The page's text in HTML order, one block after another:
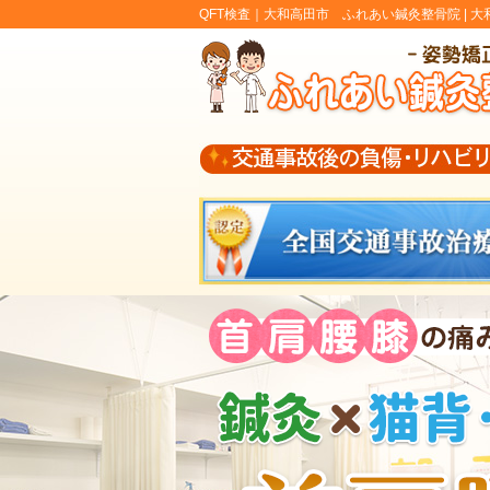
QFT検査｜大和高田市 ふれあい鍼灸整骨院 | 大